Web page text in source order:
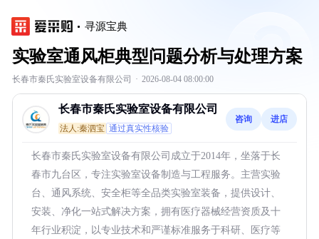
寻源宝典
实验室通风柜典型问题分析与处理方案
长春市秦氏实验室设备有限公司 · 2026-08-04 08:00:00
长春市秦氏实验室设备有限公司
法人:秦泗宝 通过真实性核验
咨询 进店
长春市秦氏实验室设备有限公司成立于2014年，坐落于长
春市九台区，专注实验室设备制造与工程服务。主营实验
台、通风系统、安全柜等全品类实验室装备，提供设计、
安装、净化一站式解决方案，拥有医疗器械经营资质及十
年行业积淀，以专业技术和严谨标准服务于科研、医疗等